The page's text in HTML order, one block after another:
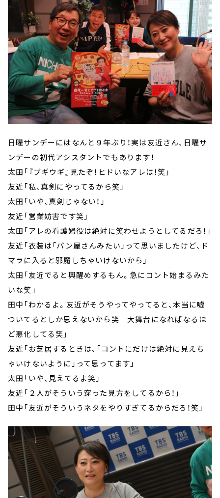
日曜サンデーにはなんと９年ぶり！実は友近さん、日曜サ
ンデーの初代アシスタントでもあります！
太田「『ブギウギ』見たぞ！ヒドいなアレは！笑」
友近「私、真剣にやってるから笑」
太田「いや、真剣じゃない！」
友近「営業妨害です笑」
太田「アレの看護婦役は絶対に笑わせようとしてるだろ！」
友近「衣装は「パン屋さんみたい」って思いましたけど、ド
マラに入ると邪魔しちゃいけないから」
太田「友近でると興醒めするもん。急にコント始まるみた
いな笑」
田中「わかるよ。友近がそうやってやってると、本当に嘘
ついてるとしか思えないから笑 大舞台になればなるほ
ど悪化してる笑」
友近「お芝居するときは、「コントにだけは絶対に見えち
ゃいけないように」って思ってます」
太田「いや、見えてるよ笑」
友近「２人がそういう穿った見方をしてるから！」
田中「友近がそういうネタをやりすぎてるからだろ！笑」